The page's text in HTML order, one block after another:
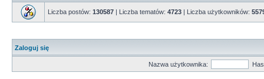
Liczba postów: 130587 | Liczba tematów: 4723 | Liczba użytkowników:
Zaloguj się
Nazwa użytkownika: